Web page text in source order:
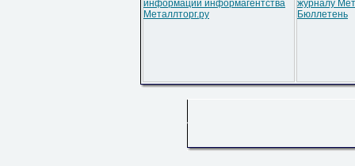
информации информагентства
Металлторг.ру
журналу
Бюллетень